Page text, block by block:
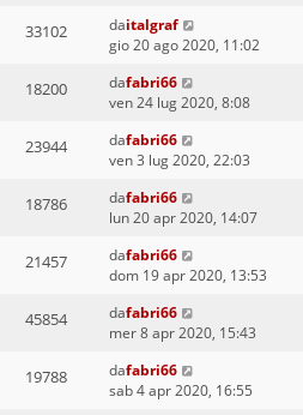
33102 daitalgraf
gio 20 ago 2020, 11:02
18200 dafabri66
ven 24 lug 2020, 8:08
23944 dafabri66
ven 3 lug 2020, 22:03
18786 dafabri66
lun 20 apr 2020, 14:07
21457 dafabri66
dom 19 apr 2020, 13:53
45854 dafabri66
mer 8 apr 2020, 15:43
19788 dafabri66
sab 4 apr 2020, 16:55